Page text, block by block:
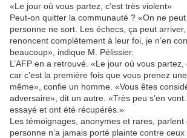
«Le jour où vous partez, c’est très violent»
Peut-on quitter la communauté ? «On ne
personne ne sort. Les échecs, ça peut
renoncent complètement à leur foi, je n’en
beaucoup», indique M. Pélissier.
L’AFP en a retrouvé. «Le jour où vous partez,
car c’est la première fois que vous prenez
même», confie un homme. «Vous êtes
adversaire», dit un autre. «Très peu s’en
essayé et ont été récupérés.»
Les témoignages, anonymes et rares, parlent
personne n’a jamais porté plainte contre ceux